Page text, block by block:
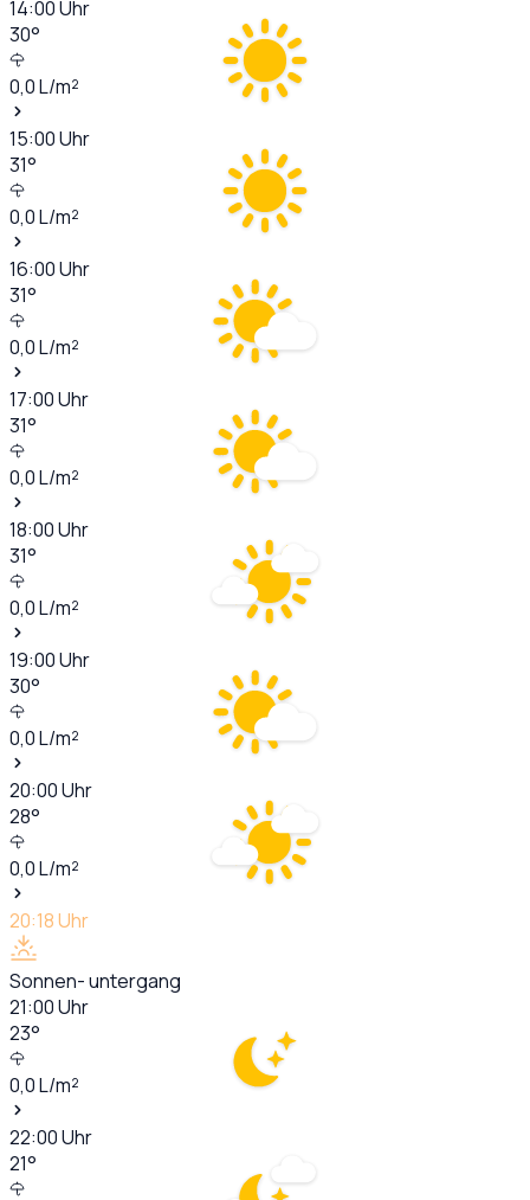
14:00Uhr
30°
0,0L/m²
15:00Uhr
31°
0,0L/m²
16:00Uhr
31°
0,0L/m²
17:00Uhr
31°
0,0L/m²
18:00Uhr
31°
0,0L/m²
19:00Uhr
30°
0,0L/m²
20:00Uhr
28°
0,0L/m²
20:18Uhr
Sonnen- untergang
21:00Uhr
23°
0,0L/m²
22:00Uhr
21°